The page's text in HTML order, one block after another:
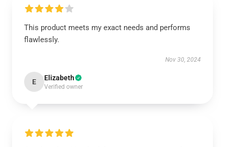
This product meets my exact needs and performs
flawlessly.
Nov 30, 2024
E Elizabeth
Verified owner